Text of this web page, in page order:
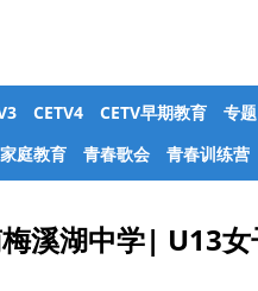
CETV4 CETV早期教育
专题
家庭教育 青春歌会 青春训练营
溪湖中学| U13